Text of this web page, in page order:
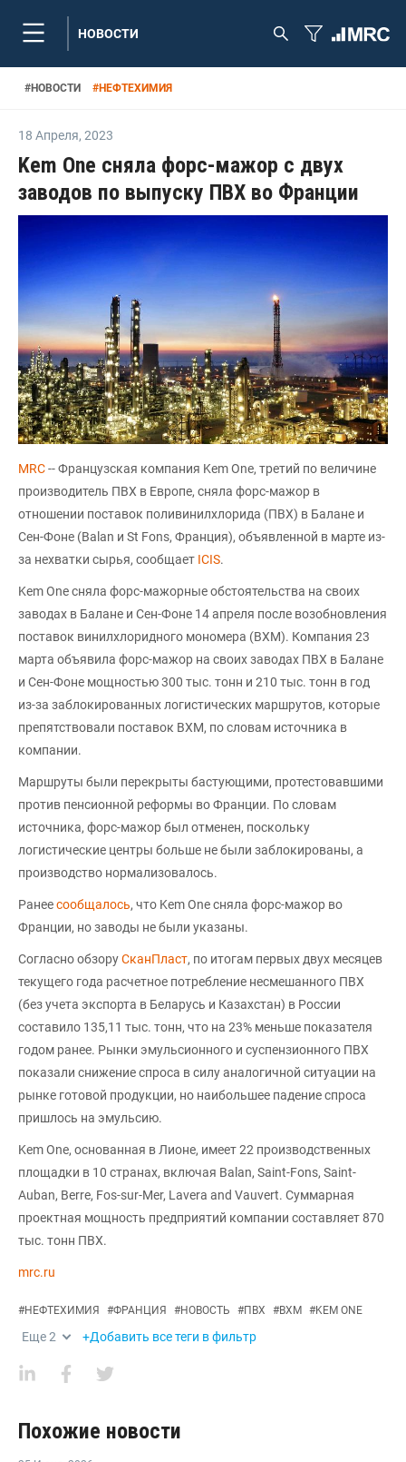
НОВОСТИ
#НОВОСТИ #НЕФТЕХИМИЯ
18 Апреля, 2023
Kem One сняла форс-мажор с двух
заводов по выпуску ПВХ во Франции
MRC-- Французская компания Kem One, третий по величине
производитель ПВХ в Европе, сняла форс-мажор в
отношении поставок поливинилхлорида (ПВХ) в Балане и
Сен-Фоне (Balan и St Fons, Франция), объявленной в марте из-
за нехватки сырья, сообщает ICIS.
Kem One сняла форс-мажорные обстоятельства на своих
заводах в Балане и Сен-Фоне 14 апреля после возобновления
поставок винилхлоридного мономера (ВХМ). Компания 23
марта объявила форс-мажор на своих заводах ПВХ в Балане
и Сен-Фоне мощностью 300 тыс. тонн и 210 тыс. тонн в год
из-за заблокированных логистических маршрутов, которые
препятствовали поставок ВХМ, по словам источника в
компании.
Маршруты были перекрыты бастующими, протестовавшими
против пенсионной реформы во Франции. По словам
источника, форс-мажор был отменен, поскольку
логистические центры больше не были заблокированы, а
производство нормализовалось.
Ранеесообщалось, что Kem One сняла форс-мажор во
Франции, но заводы не были указаны.
Согласно обзоруСканПласт, по итогам первых двух месяцев
текущего года расчетное потребление несмешанного ПВХ
(без учета экспорта в Беларусь и Казахстан) в России
составило 135,11 тыс. тонн, что на 23% меньше показателя
годом ранее. Рынки эмульсионного и суспензионного ПВХ
показали снижение спроса в силу аналогичной ситуации на
рынке готовой продукции, но наибольшее падение спроса
пришлось на эмульсию.
Kem One, основанная в Лионе, имеет 22 производственных
площадки в 10 странах, включая Balan, Saint-Fons, Saint-
Auban, Berre, Fos-sur-Mer, Lavera and Vauvert. Суммарная
проектная мощность предприятий компании составляет 870
тыс. тонн ПВХ.
mrc.ru
#НЕФТЕХИМИЯ #ФРАНЦИЯ #НОВОСТЬ #ПВХ #ВХМ #KEM ONE
Еще2 +Добавить все теги в фильтр
Похожие новости